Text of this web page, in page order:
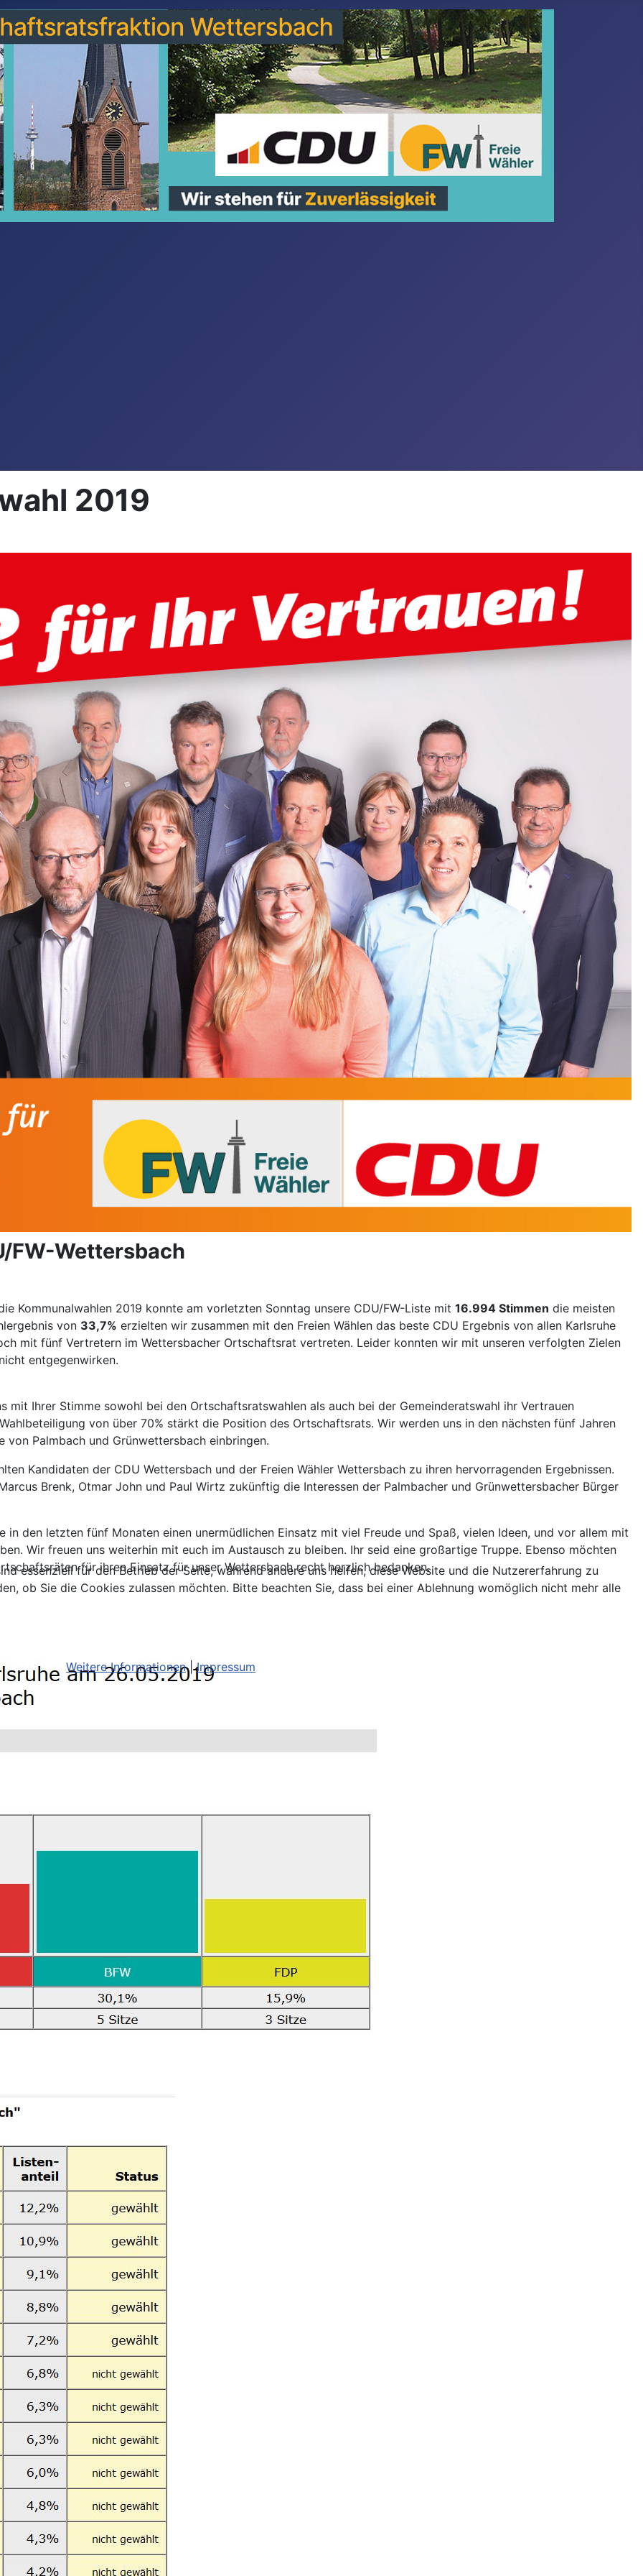
2019
Kommunalwahlen 2019 konnte am vorletzten Sonntag unsere CDU/FW-Liste mit 16.994 Stimmen die meisten
von 33,7% erzielten wir zusammen mit den Freien Wählen das beste CDU Ergebnis von allen Karlsruhe
mit fünf Vertretern im Wettersbacher Ortschaftsrat vertreten. Leider konnten wir mit unseren verfolgten Zielen
entgegenwirken.
mit Ihrer Stimme sowohl bei den Ortschaftsratswahlen als auch bei der Gemeinderatswahl ihr Vertrauen
von über 70% stärkt die Position des Ortschaftsrats. Wir werden uns in den nächsten fünf Jahren
Palmbach und Grünwettersbach einbringen.
Kandidaten der CDU Wettersbach und der Freien Wähler Wettersbach zu ihren hervorragenden Ergebnissen.
Brenk, Otmar John und Paul Wirtz zukünftig die Interessen der Palmbacher und Grünwettersbacher Bürger
in den letzten fünf Monaten einen unermüdlichen Einsatz mit viel Freude und Spaß, vielen Ideen, und vor allem mit
Wir freuen uns weiterhin mit euch im Austausch zu bleiben. Ihr seid eine großartige Truppe. Ebenso möchten
für ihren Einsatz für unser Wettersbach recht herzlich bedanken.
essenziell für den Betrieb der Seite, während andere uns helfen, diese Website und die Nutzererfahrung zu
ob Sie die Cookies zulassen möchten. Bitte beachten Sie, dass bei einer Ablehnung womöglich nicht mehr alle
Weitere Informationen|Impressum